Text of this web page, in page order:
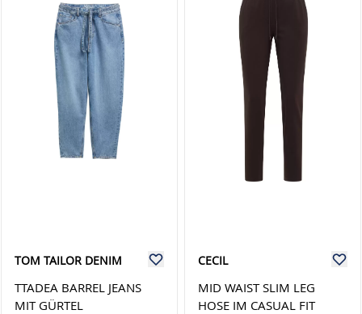
TOM TAILOR DENIM
TTADEA BARREL JEANS
MIT GÜRTEL
CECIL
MID WAIST SLIM LEG
HOSE IM CASUAL FIT